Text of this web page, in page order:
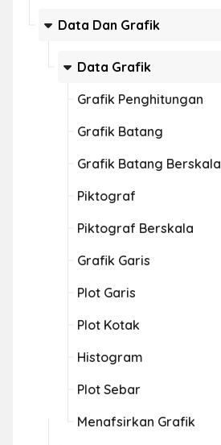
Data Dan Grafik
Data Grafik
Grafik Penghitungan
Grafik Batang
Grafik Batang Berskala
Piktograf
Piktograf Berskala
Grafik Garis
Plot Garis
Plot Kotak
Histogram
Plot Sebar
Menafsirkan Grafik